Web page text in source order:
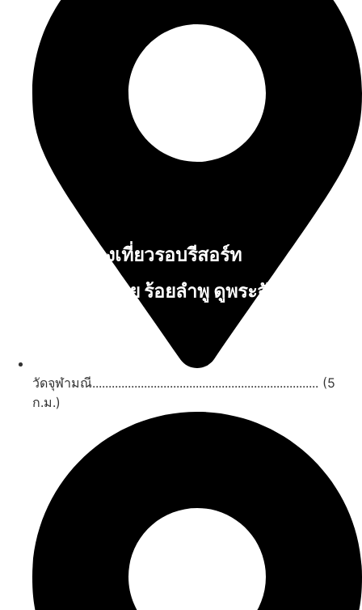
นับหิ่งห้อย ร้อยลำพู ดูพระจันทร์
วัดจุฬามณี...................................................................... (5
ก.ม.)
สถานที่ท่องเที่ยวรอบรีสอร์ท